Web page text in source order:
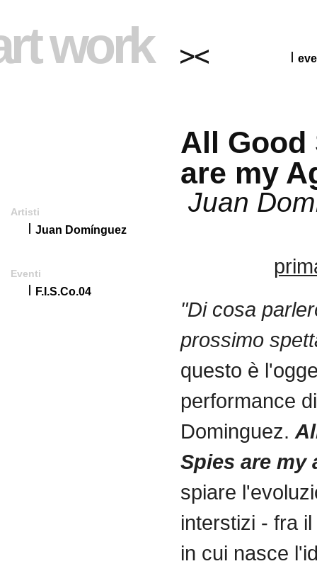
work
Artisti
Juan Domínguez
Eventi
F.I.S.Co.04
All Good
are my
Juan
"Di cosa
prossimo
questo è
performance
Dominguez.
Spies are my
spiare
interstizi - fra
in cui nasce